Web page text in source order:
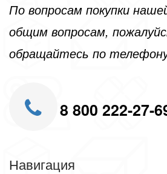
По вопросам покупки
общим вопросам,
обращайтесь по
8 800 222-27-
Навигация